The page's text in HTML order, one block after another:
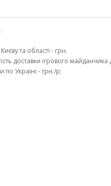
та області - грн.
доставки ігрового майданчика
по Україні - грн./p;